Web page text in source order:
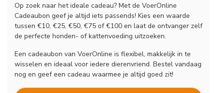
Op zoek naar het ideale cadeau? Met de VoerOnline
Cadeaubon geef je altijd iets passends! Kies een waarde
tussen €10, €25, €50, €75 of €100 en laat de ontvanger zelf
de perfecte honden- of kattenvoeding uitzoeken.
Een cadeaubon van VoerOnline is flexibel, makkelijk in te
wisselen en ideaal voor iedere dierenvriend. Bestel vandaag
nog en geef een cadeau waarmee je altijd goed zit!